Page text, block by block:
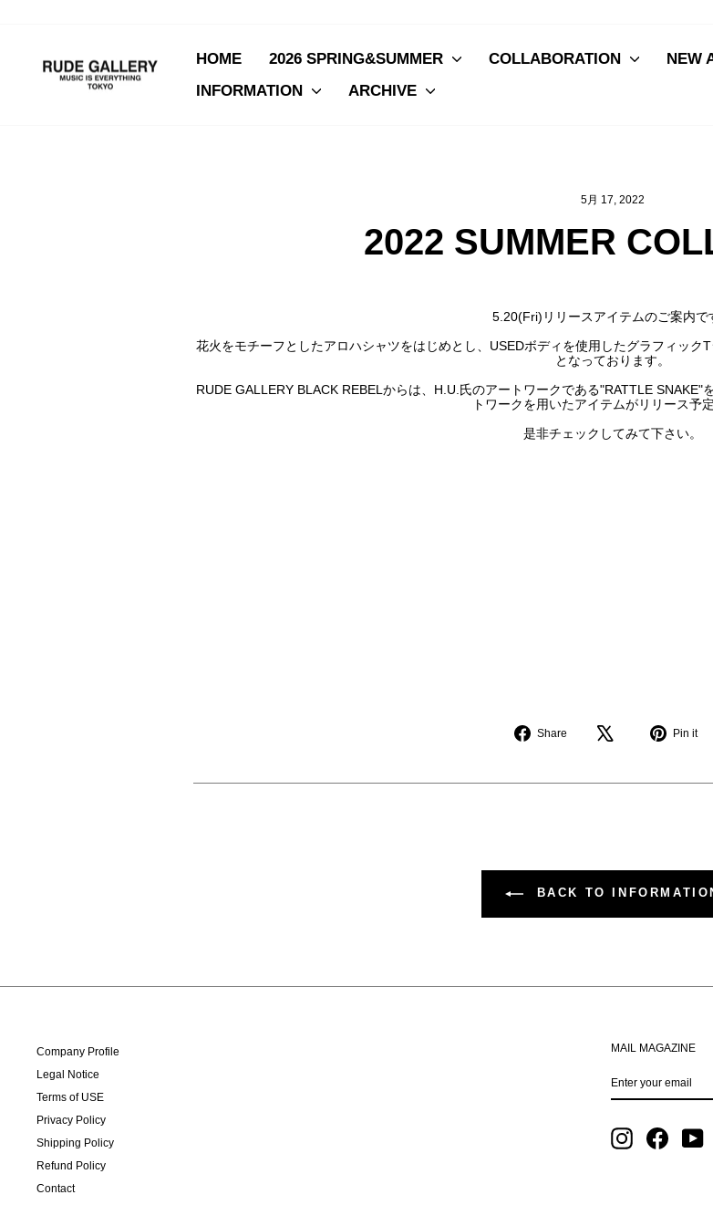
HOME 2026 SPRING&SUMMER COLLABORATION NEW
INFORMATION
ARCHIVE
5月 17, 2022
2022 SUMMER
5.20(Fri)リリースアイテムのご案内で
花火をモチーフとしたアロハシャツをはじめとし、USEDボディを使用したグラフィッ
となっております。
RUDE GALLERY BLACK REBELからは、H.U.氏のアートワークである"RATTLE
トワークを用いたアイテムがリリース予定
是非チェックしてみて下さい。
Share
Share
Pin it
BACK TO
Company Profile
Legal Notice
Terms of USE
Privacy Policy
Shipping Policy
Refund Policy
Contact
MAIL MAGAZINE
YOUR
EMAIL
InstagramFacebook